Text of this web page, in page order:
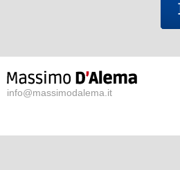
info@massimodalema.it